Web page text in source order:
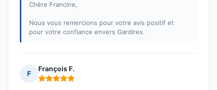
Chère Francine,
Nous vous remercions pour votre avis positif et
pour votre confiance envers Gardirex.
F
François F.
Note : 5 sur 5